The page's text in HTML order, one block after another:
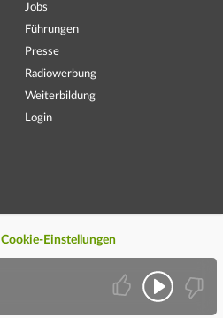
Jobs
Führungen
Presse
Radiowerbung
Weiterbildung
Login
Cookie-Einstellungen